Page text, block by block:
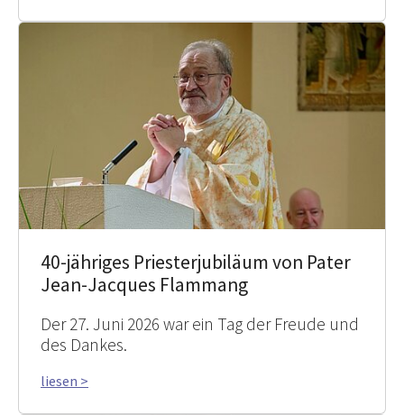
40-jähriges Priesterjubiläum von Pater
Jean-Jacques Flammang
Der 27. Juni 2026 war ein Tag der Freude und
des Dankes.
liesen >